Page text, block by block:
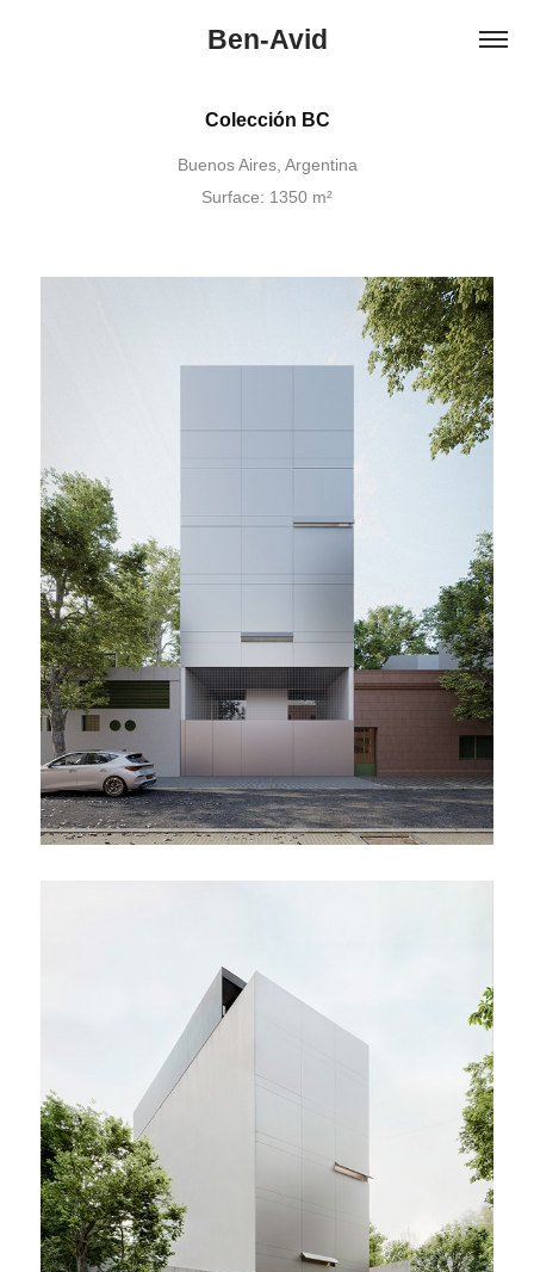
Ben-Avid
Colección BC
Buenos Aires, Argentina
Surface: 1350 m²